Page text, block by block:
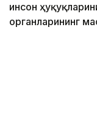
инсон
органларининг